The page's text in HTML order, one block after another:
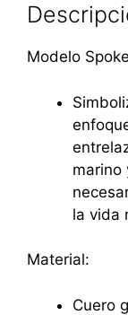
Modelo Spoke
marino
la vida
Material:
Cuero